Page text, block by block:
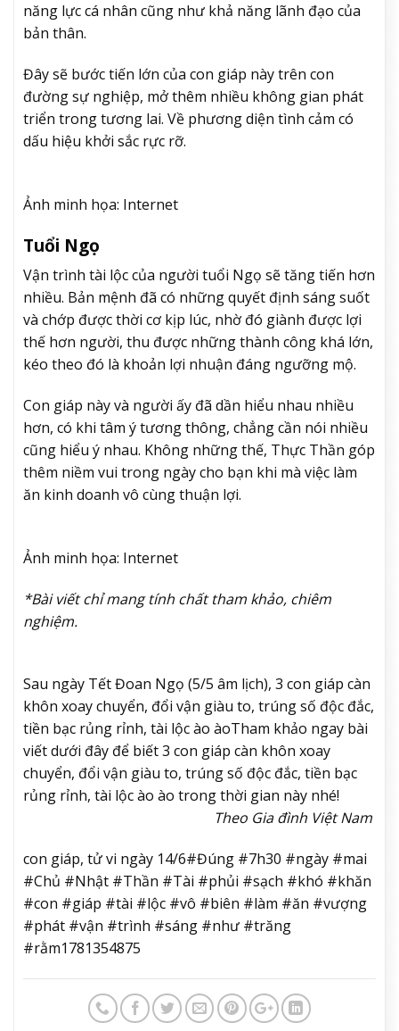
năng lực cá nhân cũng như khả năng lãnh đạo của
bản thân.
Đây sẽ bước tiến lớn của con giáp này trên con
đường sự nghiệp, mở thêm nhiều không gian phát
triển trong tương lai. Về phương diện tình cảm có
dấu hiệu khởi sắc rực rỡ.
Ảnh minh họa: Internet
Tuổi Ngọ
Vận trình tài lộc của người tuổi Ngọ sẽ tăng tiến hơn
nhiều. Bản mệnh đã có những quyết định sáng suốt
và chớp được thời cơ kịp lúc, nhờ đó giành được lợi
thế hơn người, thu được những thành công khá lớn,
kéo theo đó là khoản lợi nhuận đáng ngưỡng mộ.
Con giáp này và người ấy đã dần hiểu nhau nhiều
hơn, có khi tâm ý tương thông, chẳng cần nói nhiều
cũng hiểu ý nhau. Không những thế, Thực Thần góp
thêm niềm vui trong ngày cho bạn khi mà việc làm
ăn kinh doanh vô cùng thuận lợi.
Ảnh minh họa: Internet
*Bài viết chỉ mang tính chất tham khảo, chiêm
nghiệm.
Sau ngày Tết Đoan Ngọ (5/5 âm lịch), 3 con giáp càn
khôn xoay chuyển, đổi vận giàu to, trúng số độc đắc,
tiền bạc rủng rỉnh, tài lộc ào àoTham khảo ngay bài
viết dưới đây để biết 3 con giáp càn khôn xoay
chuyển, đổi vận giàu to, trúng số độc đắc, tiền bạc
rủng rỉnh, tài lộc ào ào trong thời gian này nhé!
Theo Gia đình Việt Nam
con giáp, tử vi ngày 14/6#Đúng #7h30 #ngày #mai
#Chủ #Nhật #Thần #Tài #phủi #sạch #khó #khăn
#con #giáp #tài #lộc #vô #biên #làm #ăn #vượng
#phát #vận #trình #sáng #như #trăng
#rằm1781354875